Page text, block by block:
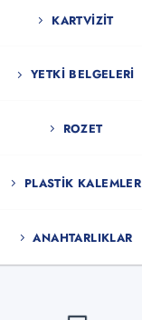
KARTVIZIT
YETKI BELGELERI
ROZET
PLASTIK KALEMLER
ANAHTARLIKLAR